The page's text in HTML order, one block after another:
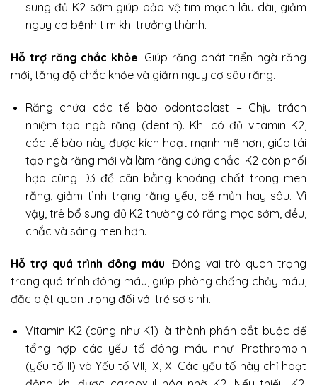
sung đủ K2 sớm giúp bảo vệ tim mạch lâu dài, giảm
nguy cơ bệnh tim khi trưởng thành.
Hỗ trợ răng chắc khỏe: Giúp răng phát triển ngà răng
mới, tăng độ chắc khỏe và giảm nguy cơ sâu răng.
Răng chứa các tế bào odontoblast – Chịu trách
nhiệm tạo ngà răng (dentin). Khi có đủ vitamin K2,
các tế bào này được kích hoạt mạnh mẽ hơn, giúp tái
tạo ngà răng mới và làm răng cứng chắc. K2 còn phối
hợp cùng D3 để cân bằng khoáng chất trong men
răng, giảm tình trạng răng yếu, dễ mủn hay sâu. Vì
vậy, trẻ bổ sung đủ K2 thường có răng mọc sớm, đều,
chắc và sáng men hơn.
Hỗ trợ quá trình đông máu: Đóng vai trò quan trọng
trong quá trình đông máu, giúp phòng chống chảy máu,
đặc biệt quan trọng đối với trẻ sơ sinh.
Vitamin K2 (cũng như K1) là thành phần bắt buộc để
tổng hợp các yếu tố đông máu như: Prothrombin
(yếu tố II) và Yếu tố VII, IX, X. Các yếu tố này chỉ hoạt